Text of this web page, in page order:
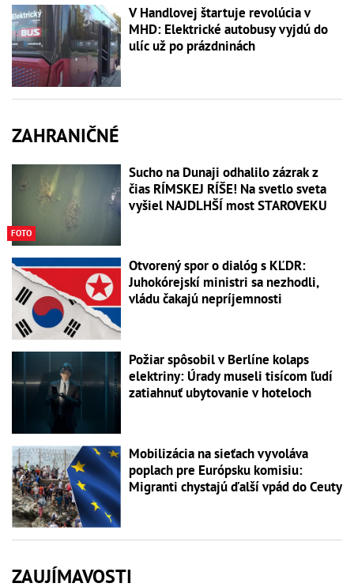
V Handlovej štartuje revolúcia v
MHD: Elektrické autobusy vyjdú do
ulíc už po prázdninách
ZAHRANIČNÉ
FOTO
Sucho na Dunaji odhalilo zázrak z
čias RÍMSKEJ RÍŠE! Na svetlo sveta
vyšiel NAJDLHŠÍ most STAROVEKU
Otvorený spor o dialóg s KĽDR:
Juhokórejskí ministri sa nezhodli,
vládu čakajú nepríjemnosti
Požiar spôsobil v Berlíne kolaps
elektriny: Úrady museli tisícom ľudí
zatiahnuť ubytovanie v hoteloch
Mobilizácia na sieťach vyvoláva
poplach pre Európsku komisiu:
Migranti chystajú ďalší vpád do Ceuty
ZAUJÍMAVOSTI